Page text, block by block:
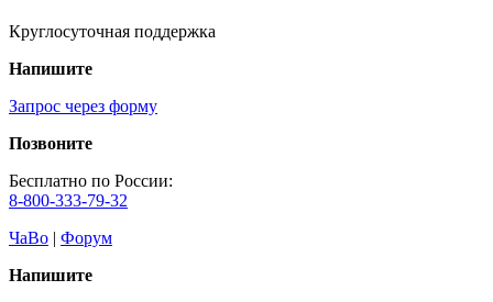
Круглосуточная поддержка
Напишите
Запрос через форму
Позвоните
Бесплатно по России:
8-800-333-79-32
ЧаВо | Форум
Напишите